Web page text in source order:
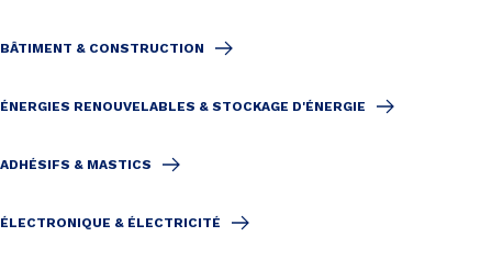
BÂTIMENT & CONSTRUCTION
ÉNERGIES RENOUVELABLES & STOCKAGE D'ÉNERGIE
ADHÉSIFS & MASTICS
ÉLECTRONIQUE & ÉLECTRICITÉ